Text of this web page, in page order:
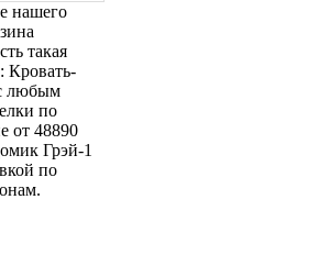
нашего
такая
Кровать-
любым
по
от 48890
Грэй-1
по